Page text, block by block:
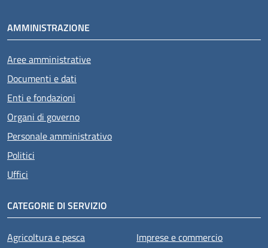
AMMINISTRAZIONE
Aree amministrative
Documenti e dati
Enti e fondazioni
Organi di governo
Personale amministrativo
Politici
Uffici
CATEGORIE DI SERVIZIO
Agricoltura e pesca
Imprese e commercio